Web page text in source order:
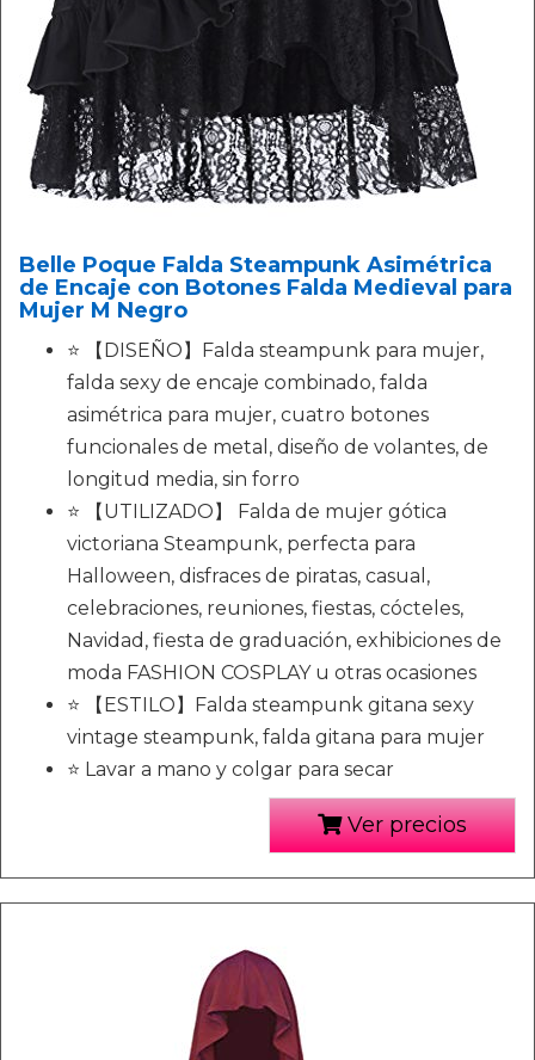
Belle Poque Falda Steampunk Asimétrica
de Encaje con Botones Falda Medieval para
Mujer M Negro
⭐ 【DISEÑO】Falda steampunk para mujer,
falda sexy de encaje combinado, falda
asimétrica para mujer, cuatro botones
funcionales de metal, diseño de volantes, de
longitud media, sin forro
⭐ 【UTILIZADO】 Falda de mujer gótica
victoriana Steampunk, perfecta para
Halloween, disfraces de piratas, casual,
celebraciones, reuniones, fiestas, cócteles,
Navidad, fiesta de graduación, exhibiciones de
moda FASHION COSPLAY u otras ocasiones
⭐ 【ESTILO】Falda steampunk gitana sexy
vintage steampunk, falda gitana para mujer
⭐ Lavar a mano y colgar para secar
Ver precios